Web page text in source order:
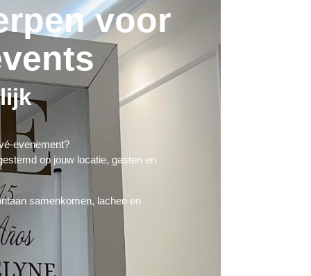
voor
evenement?
op jouw locatie, gasten en
samenkomen, lachen en